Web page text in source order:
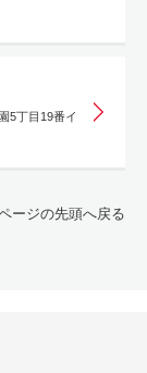
5丁目19番イ
ージの先頭へ戻る